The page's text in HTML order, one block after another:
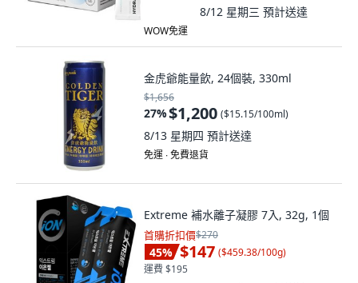
8/12 星期三 預計送達
WOW免運
金虎爺能量飲, 24個裝, 330ml
$1,656
27%$1,200 ($15.15/100ml)
8/13 星期四 預計送達
免運 ∙ 免費退貨
Extreme 補水離子凝膠 7入, 32g, 1個
首購折扣價$270
45% $147 ($459.38/100g)
運費 $195